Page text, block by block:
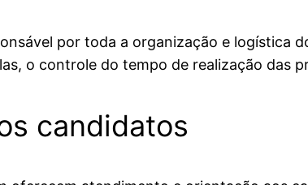
por toda a organização e logística
o controle do tempo de realização das
candidatos